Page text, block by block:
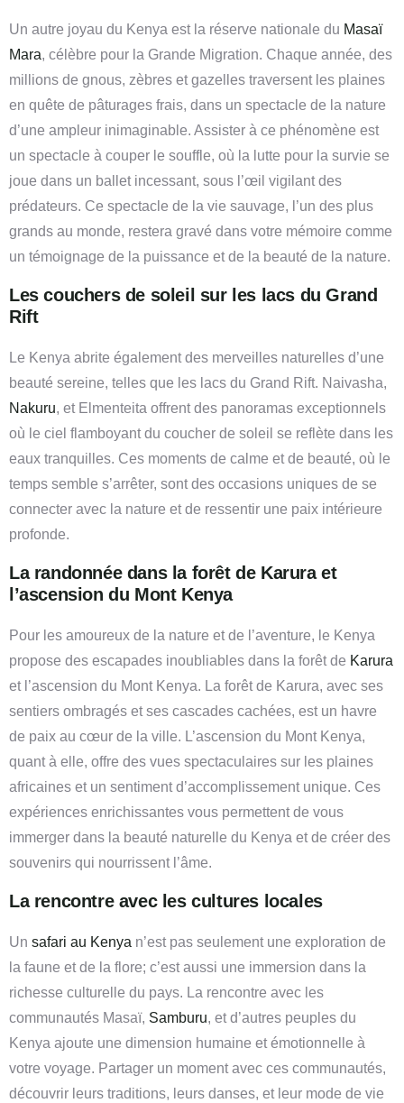
Un autre joyau du Kenya est la réserve nationale du Masaï
Mara, célèbre pour la Grande Migration. Chaque année, des
millions de gnous, zèbres et gazelles traversent les plaines
en quête de pâturages frais, dans un spectacle de la nature
d’une ampleur inimaginable. Assister à ce phénomène est
un spectacle à couper le souffle, où la lutte pour la survie se
joue dans un ballet incessant, sous l’œil vigilant des
prédateurs. Ce spectacle de la vie sauvage, l’un des plus
grands au monde, restera gravé dans votre mémoire comme
un témoignage de la puissance et de la beauté de la nature.
Les couchers de soleil sur les lacs du Grand
Rift
Le Kenya abrite également des merveilles naturelles d’une
beauté sereine, telles que les lacs du Grand Rift. Naivasha,
Nakuru, et Elmenteita offrent des panoramas exceptionnels
où le ciel flamboyant du coucher de soleil se reflète dans les
eaux tranquilles. Ces moments de calme et de beauté, où le
temps semble s’arrêter, sont des occasions uniques de se
connecter avec la nature et de ressentir une paix intérieure
profonde.
La randonnée dans la forêt de Karura et
l’ascension du Mont Kenya
Pour les amoureux de la nature et de l’aventure, le Kenya
propose des escapades inoubliables dans la forêt de Karura
et l’ascension du Mont Kenya. La forêt de Karura, avec ses
sentiers ombragés et ses cascades cachées, est un havre
de paix au cœur de la ville. L’ascension du Mont Kenya,
quant à elle, offre des vues spectaculaires sur les plaines
africaines et un sentiment d’accomplissement unique. Ces
expériences enrichissantes vous permettent de vous
immerger dans la beauté naturelle du Kenya et de créer des
souvenirs qui nourrissent l’âme.
La rencontre avec les cultures locales
Un safari au Kenya n’est pas seulement une exploration de
la faune et de la flore; c’est aussi une immersion dans la
richesse culturelle du pays. La rencontre avec les
communautés Masaï, Samburu, et d’autres peuples du
Kenya ajoute une dimension humaine et émotionnelle à
votre voyage. Partager un moment avec ces communautés,
découvrir leurs traditions, leurs danses, et leur mode de vie